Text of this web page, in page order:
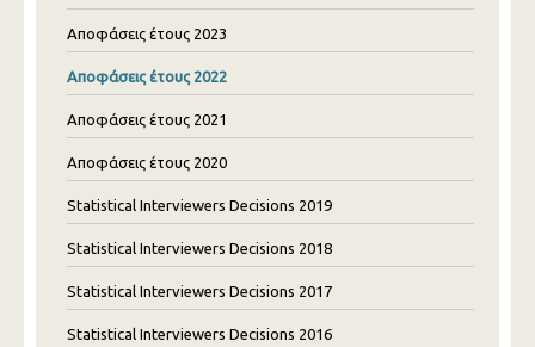
Αποφάσεις έτους 2023
Αποφάσεις έτους 2022
Αποφάσεις έτους 2021
Αποφάσεις έτους 2020
Statistical Interviewers Decisions 2019
Statistical Interviewers Decisions 2018
Statistical Interviewers Decisions 2017
Statistical Interviewers Decisions 2016